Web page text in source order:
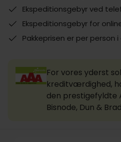
Ekspeditionsgebyr ved
Ekspeditionsgebyr for
Pakkeprisen er per
For vores yderst
kreditværdighed,
den prestigefyldte
Bisnode, Dun &